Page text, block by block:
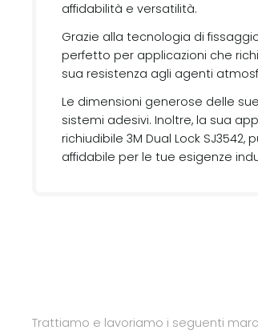
affidabilità e versatilità.
Grazie alla tecnologia di
perfetto per applicazioni che
sua resistenza agli agenti
Le dimensioni generose delle
sistemi adesivi. Inoltre, la sua
richiudibile 3M Dual Lock
affidabile per le tue esigenze
Trattiamo e lavoriamo i seguenti